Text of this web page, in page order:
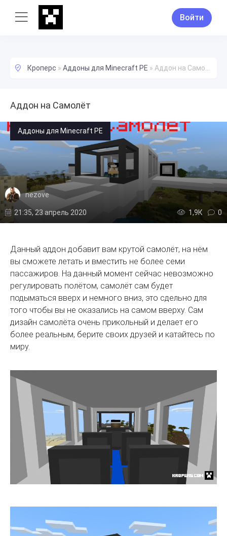
Войти
Кроперс » Аддоны для Minecraft PE » Аддон на Самолёт
Аддон на Самолёт
Аддоны для Minecraft PE
nezove
21:35, 23 апрель 2020 1,9К 0
Данный аддон добавит вам крутой самолёт, на нём
вы сможете летать и вместить не более семи
пассажиров. На данный момент сейчас невозможно
регулировать полётом, самолёт сам будет
подыматься вверх и немного вниз, это сдельно для
того чтобы вы не оказались на самом вверху. Сам
дизайн самолёта очень прикольный и делает его
более реальным, берите своих друзей и катайтесь по
миру.